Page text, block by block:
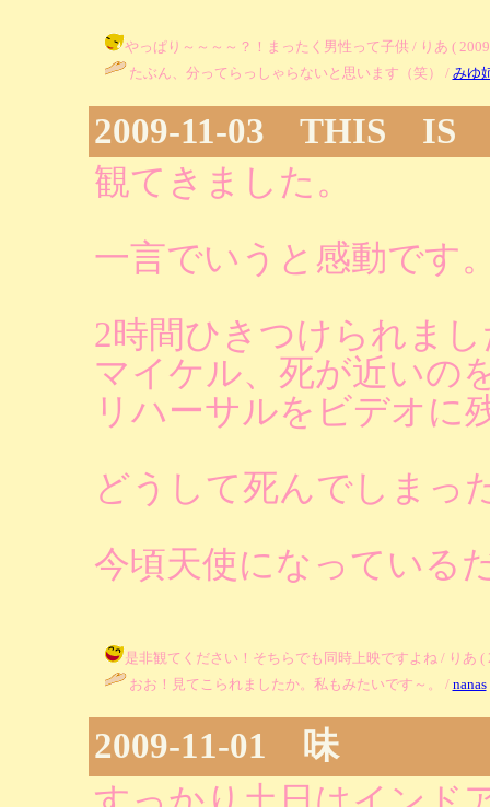
やっぱり～～～～？！まったく男性って子供 / りあ (
たぶん、分ってらっしゃらないと思います（笑） / みゆ
2009-11-03 THIS IS
観てきました。
一言でいうと感動です
2時間ひきつけられま
マイケル、死が近いの
リハーサルをビデオに
どうして死んでしまっ
今頃天使になっている
是非観てください！そちらでも同時上映ですよね / りあ (
おお！見てこられましたか。私もみたいです～。 / nanas
2009-11-01 味